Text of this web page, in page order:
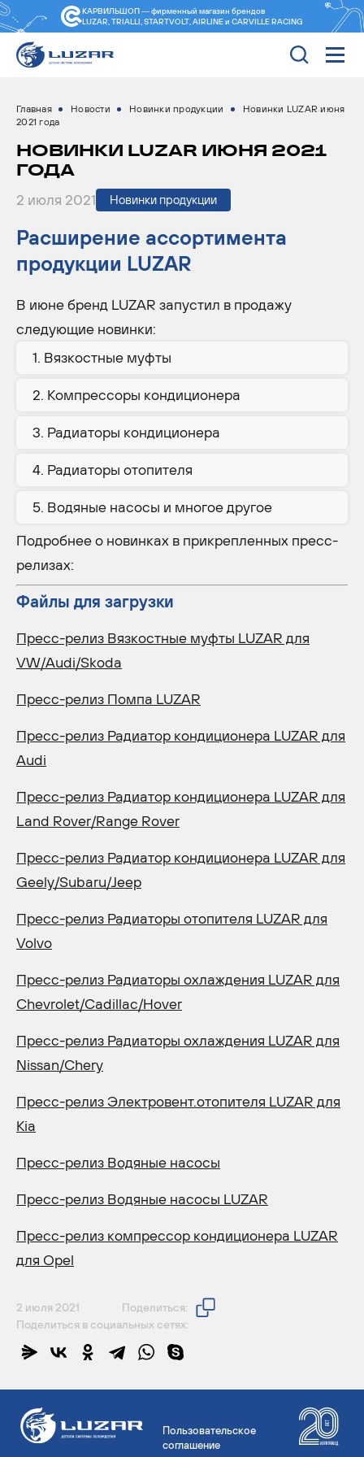
КАРВИЛЬШОП — фирменный магазин брендов
LUZAR, TRIALLI, STARTVOLT, AIRLINE и CARVILLE RACING
Главная Новости Новинки продукции
Новинки LUZAR июня
2021 года
НОВИНКИ LUZAR ИЮНЯ 2021
ГОДА
2 июля 2021 Новинки продукции
Расширение ассортимента
продукции LUZAR
В июне бренд LUZAR запустил в продажу
следующие новинки:
Вязкостные муфты
Компрессоры кондиционера
Радиаторы кондиционера
Радиаторы отопителя
Водяные насосы и многое другое
Подробнее о новинках в прикрепленных пресс-
релизах:
Файлы для загрузки
Пресс-релиз Вязкостные муфты LUZAR для
VW/Audi/Skoda
Пресс-релиз Помпа LUZAR
Пресс-релиз Радиатор кондиционера LUZAR для
Audi
Пресс-релиз Радиатор кондиционера LUZAR для
Land Rover/Range Rover
Пресс-релиз Радиатор кондиционера LUZAR для
Geely/Subaru/Jeep
Пресс-релиз Радиаторы отопителя LUZAR для
Volvo
Пресс-релиз Радиаторы охлаждения LUZAR для
Chevrolet/Cadillac/Hover
Пресс-релиз Радиаторы охлаждения LUZAR для
Nissan/Chery
Пресс-релиз Электровент.отопителя LUZAR для
Kia
Пресс-релиз Водяные насосы
Пресс-релиз Водяные насосы LUZAR
Пресс-релиз компрессор кондиционера LUZAR
для Opel
2 июля 2021
Поделиться:
Поделиться в социальных сетях:
Пользовательское
соглашение